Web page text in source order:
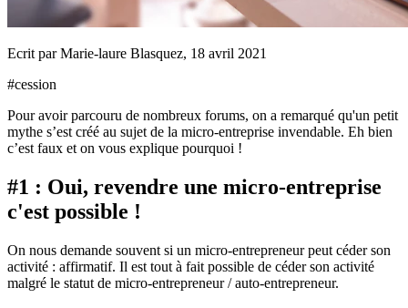
Ecrit parMarie-laure Blasquez, 18 avril 2021
#cession
Pour avoir parcouru de nombreux forums, on a remarqué qu'un petit
mythe s’est créé au sujet de la micro-entreprise invendable. Eh bien
c’est faux et on vous explique pourquoi !
#1 : Oui, revendre une micro-entreprise
c'est possible !
On nous demande souvent si un micro-entrepreneur peut céder son
activité : affirmatif. Il est tout à fait possible de céder son activité
malgré le statut de micro-entrepreneur / auto-entrepreneur.